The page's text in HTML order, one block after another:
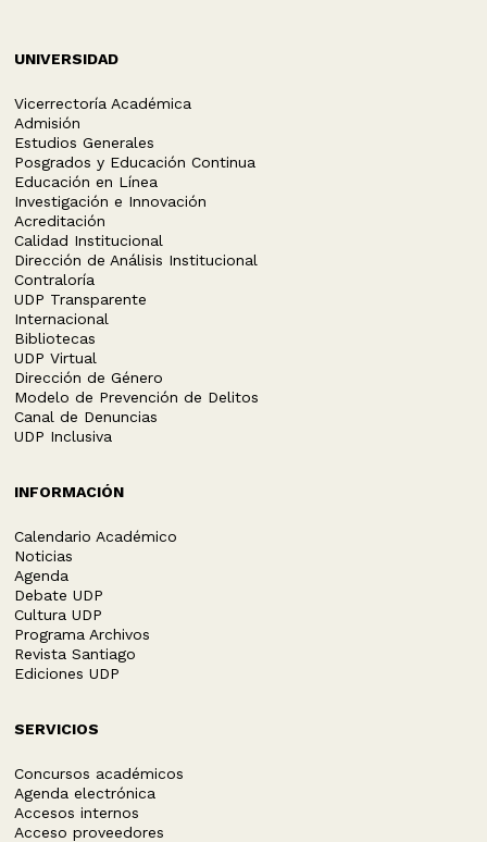
UNIVERSIDAD
Vicerrectoría Académica
Admisión
Estudios Generales
Posgrados y Educación Continua
Educación en Línea
Investigación e Innovación
Acreditación
Calidad Institucional
Dirección de Análisis Institucional
Contraloría
UDP Transparente
Internacional
Bibliotecas
UDP Virtual
Dirección de Género
Modelo de Prevención de Delitos
Canal de Denuncias
UDP Inclusiva
INFORMACIÓN
Calendario Académico
Noticias
Agenda
Debate UDP
Cultura UDP
Programa Archivos
Revista Santiago
Ediciones UDP
SERVICIOS
Concursos académicos
Agenda electrónica
Accesos internos
Acceso proveedores